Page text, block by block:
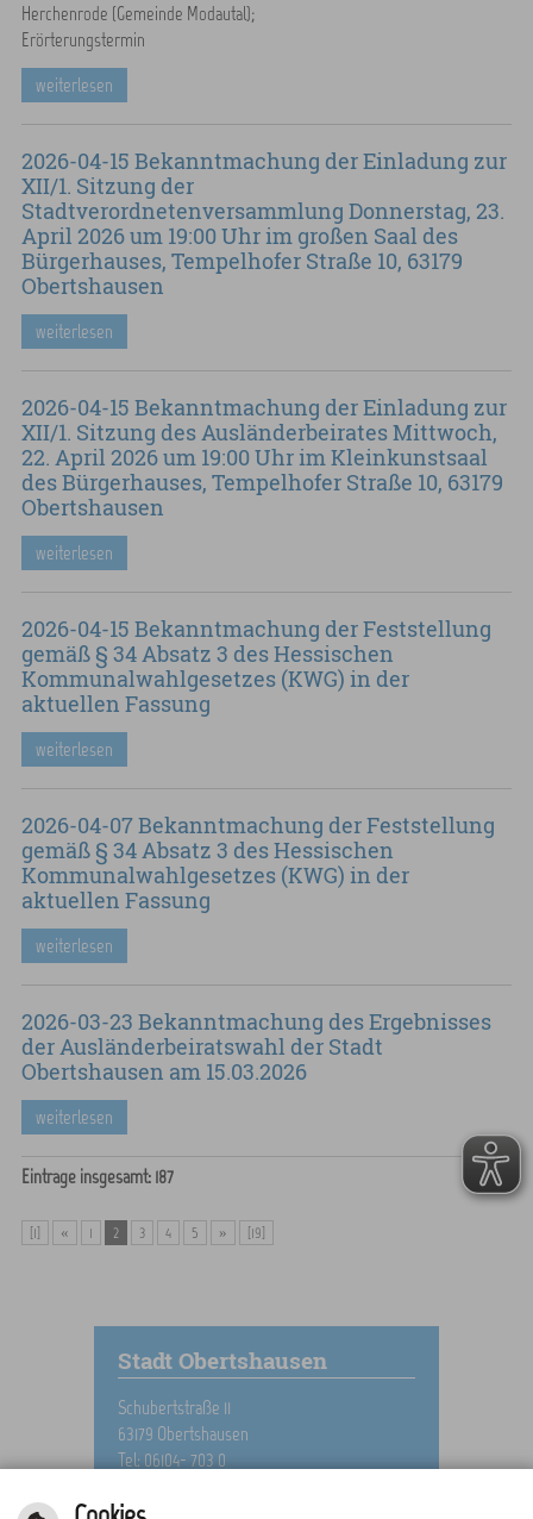
Herchenrode (Gemeinde Modautal);
Erörterungstermin
weiterlesen
2026-04-15 Bekanntmachung der Einladung zur
XII/1. Sitzung der
Stadtverordnetenversammlung Donnerstag, 23.
April 2026 um 19:00 Uhr im großen Saal des
Bürgerhauses, Tempelhofer Straße 10, 63179
Obertshausen
weiterlesen
2026-04-15 Bekanntmachung der Einladung zur
XII/1. Sitzung des Ausländerbeirates Mittwoch,
22. April 2026 um 19:00 Uhr im Kleinkunstsaal
des Bürgerhauses, Tempelhofer Straße 10, 63179
Obertshausen
weiterlesen
2026-04-15 Bekanntmachung der Feststellung
gemäß § 34 Absatz 3 des Hessischen
Kommunalwahlgesetzes (KWG) in der
aktuellen Fassung
weiterlesen
2026-04-07 Bekanntmachung der Feststellung
gemäß § 34 Absatz 3 des Hessischen
Kommunalwahlgesetzes (KWG) in der
aktuellen Fassung
weiterlesen
2026-03-23 Bekanntmachung des Ergebnisses
der Ausländerbeiratswahl der Stadt
Obertshausen am 15.03.2026
weiterlesen
Einträge insgesamt: 187
[1] « 1 2 3 4 5 » [19]
Stadt Obertshausen
Schubertstraße 11
63179 Obertshausen
Tel: 06104- 703 0